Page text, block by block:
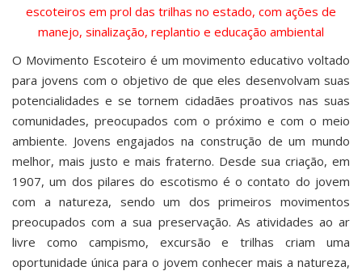
escoteiros em prol das trilhas no estado, com ações de
manejo, sinalização, replantio e educação ambiental
O Movimento Escoteiro é um movimento educativo voltado
para jovens com o objetivo de que eles desenvolvam suas
potencialidades e se tornem cidadães proativos nas suas
comunidades, preocupados com o próximo e com o meio
ambiente. Jovens engajados na construção de um mundo
melhor, mais justo e mais fraterno. Desde sua criação, em
1907, um dos pilares do escotismo é o contato do jovem
com a natureza, sendo um dos primeiros movimentos
preocupados com a sua preservação. As atividades ao ar
livre como campismo, excursão e trilhas criam uma
oportunidade única para o jovem conhecer mais a natureza,